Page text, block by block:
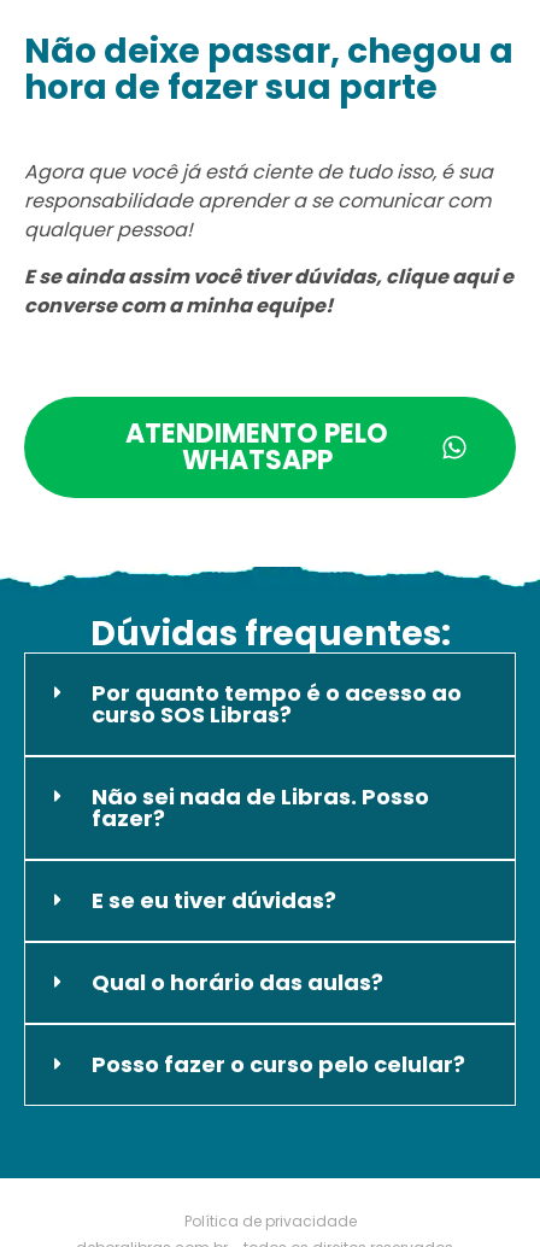
Não deixe passar, chegou a
hora de fazer sua parte
Agora que você já está ciente de tudo isso, é sua
responsabilidade aprender a se comunicar com
qualquer pessoa!
E se ainda assim você tiver dúvidas, clique aqui e
converse com a minha equipe!
ATENDIMENTO PELO
WHATSAPP
Dúvidas frequentes:
Por quanto tempo é o acesso ao
curso SOS Libras?
Não sei nada de Libras. Posso
fazer?
E se eu tiver dúvidas?
Qual o horário das aulas?
Posso fazer o curso pelo celular?
Política de privacidade